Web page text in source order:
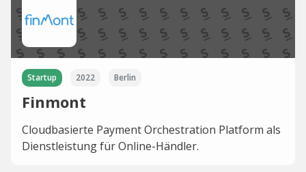
Startup 2022 Berlin
Finmont
Cloudbasierte Payment Orchestration Platform als
Dienstleistung für Online-Händler.